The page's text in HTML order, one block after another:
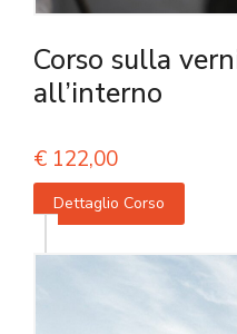
Corso sulla
all’interno
€ 122,00
Dettaglio Corso